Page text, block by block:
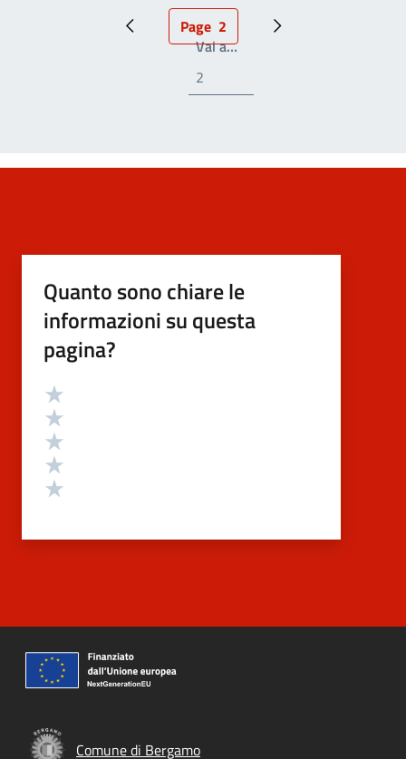
Pagina precedentePagina attuale
Page 2 Prossima pagina
Vai a…Write the page number
Quanto sono chiare le
informazioni su questa
pagina?
Valutazione
Comune di Bergamo